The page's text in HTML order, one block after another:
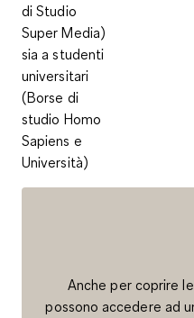
di Studio
Super Media)
sia a studenti
universitari
(Borse di
studio Homo
Sapiens e
Università)
Anche per coprire
possono accedere ad